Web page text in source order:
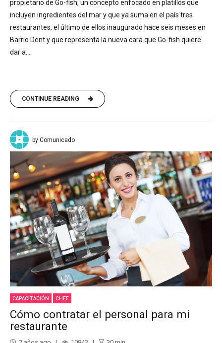
propietario de Go-fish, un concepto enfocado en platillos que
incluyen ingredientes del mar y que ya suma en el país tres
restaurantes, el último de ellos inaugurado hace seis meses en
Barrio Dent y que representa la nueva cara que Go-fish quiere
dar a...
CONTINUE READING
by Comunicado
CAPACITACIÓN CHEF
Cómo contratar el personal para mi
restaurante